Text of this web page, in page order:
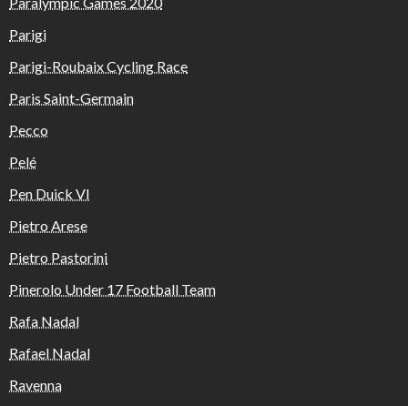
Parigi
Parigi-Roubaix Cycling Race
Paris Saint-Germain
Pecco
Pelé
Pen Duick VI
Pietro Arese
Pietro Pastorini
Pinerolo Under 17 Football Team
Rafa Nadal
Rafael Nadal
Ravenna